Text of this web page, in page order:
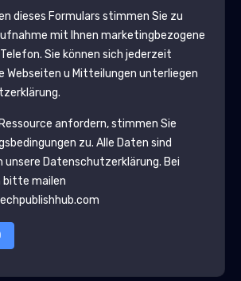
dieses Formulars stimmen Sie zu
mit Ihnen marketingbezogene
Sie können sich jederzeit
Webseiten u Mitteilungen unterliegen
anfordern, stimmen Sie
zu. Alle Daten sind
unsere Datenschutzerklärung. Bei
bitte mailen